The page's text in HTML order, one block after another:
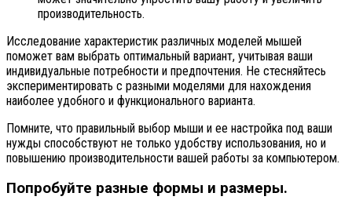
производительность.
Исследование характеристик различных моделей мышей
поможет вам выбрать оптимальный вариант, учитывая ваши
индивидуальные потребности и предпочтения. Не стесняйтесь
экспериментировать с разными моделями для нахождения
наиболее удобного и функционального варианта.
Помните, что правильный выбор мыши и ее настройка под ваши
нужды способствуют не только удобству использования, но и
повышению производительности вашей работы за компьютером.
Попробуйте разные формы и размеры.